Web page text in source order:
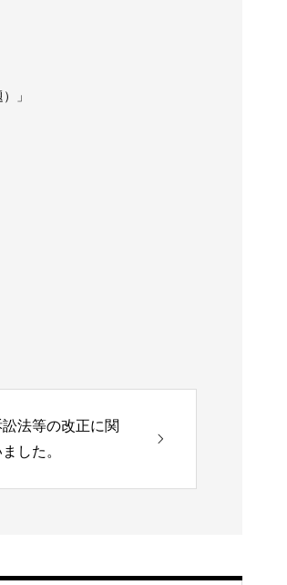
」
法等の改正に関
した。